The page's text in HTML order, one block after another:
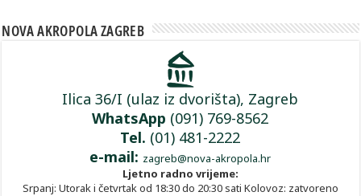
NOVA AKROPOLA ZAGREB
Ilica 36/I (ulaz iz dvorišta), Zagreb
WhatsApp (091) 769-8562
Tel. (01) 481-2222
e-mail: zagreb@nova-akropola.hr
Ljetno radno vrijeme:
Srpanj: Utorak i četvrtak od 18:30 do 20:30 sati Kolovoz: zatvoreno